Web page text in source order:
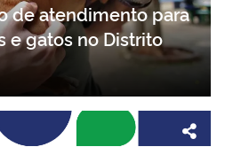
de atendimento para
e gatos no Distrito